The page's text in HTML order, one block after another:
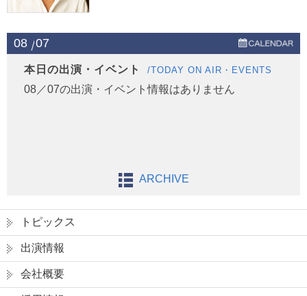
08 07
本日の出演・イベント /TODAY ON AIR・EVENTS
08／07の出演・イベント情報はありません
ARCHIVE
トピックス
出演情報
会社概要